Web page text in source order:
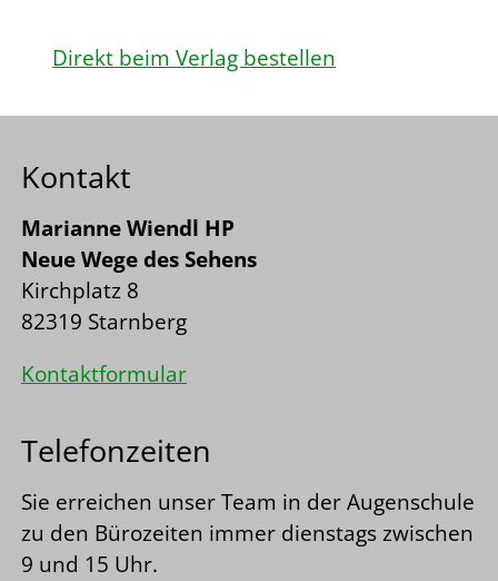
Direkt beim Verlag bestellen
Kontakt
Marianne Wiendl HP
Neue Wege des Sehens
Kirchplatz 8
82319 Starnberg
Kontaktformular
Telefonzeiten
Sie erreichen unser Team in der Augenschule
zu den Bürozeiten immer dienstags zwischen
9 und 15 Uhr.